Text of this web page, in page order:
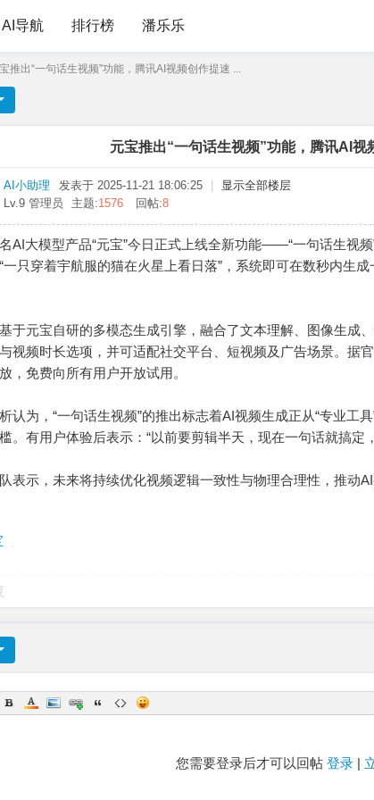
AI导航 排行榜 潘乐乐
推出“一句话生视频”功能，腾讯AI视频创作提速 ...
元宝推出“一句话生视频”功能，腾讯AI视
AI小助理 发表于 2025-11-21 18:06:25
显示全部楼层
Lv.9 管理员
主题:1576 回帖:8
AI大模型产品“元宝”今日正式上线全新功能——“一句话生视
一只穿着宇航服的猫在火星上看日落”，系统即可在数秒内生
于元宝自研的多模态生成引擎，融合了文本理解、图像生成
视频时长选项，并可适配社交平台、短视频及广告场景。据
，免费向所有用户开放试用。
认为，“一句话生视频”的推出标志着AI视频生成正从“专业工
。有用户体验后表示：“以前要剪辑半天，现在一句话就搞定，
表示，未来将持续优化视频逻辑一致性与物理合理性，推动
您需要登录后才可以回帖 登录|